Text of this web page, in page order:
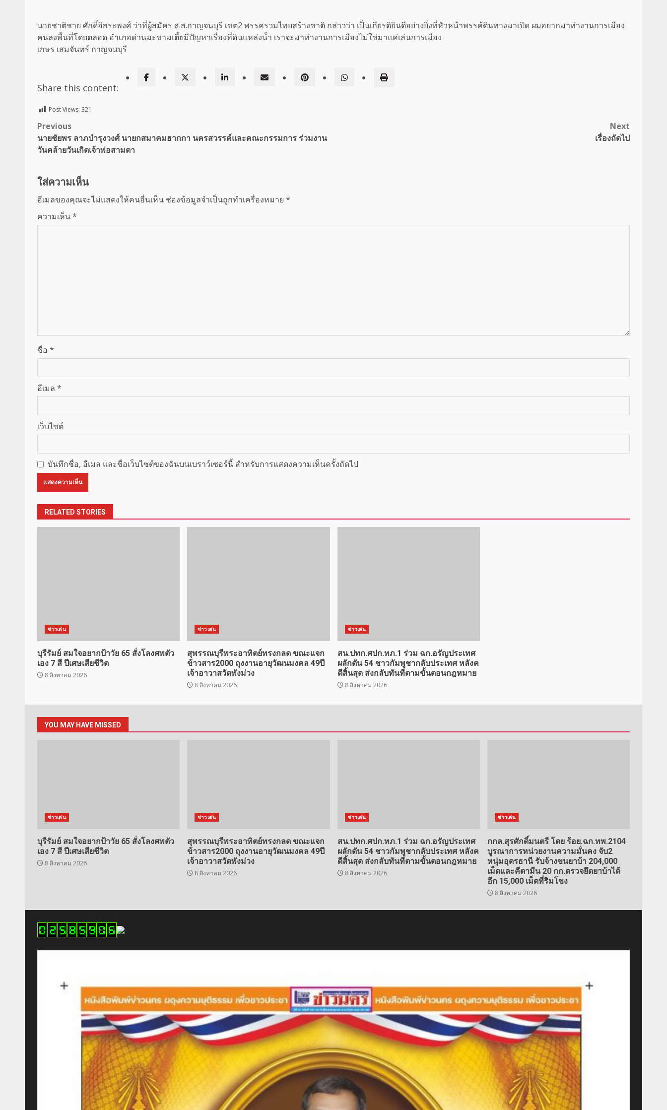
นายชาติชาย ศักดิ์อิสระพงศ์ ว่าที่ผู้สมัคร ส.ส.กาญจนบุรี เขต2 พรรครวมไทยสร้างชาติ กล่าวว่า เป็นเกียรติยินดีอย่างยิ่งที่หัวหน้าพรรค้ดินทางมาเปิด ผมอยากมาทำงานการเมือง
คนลงพื้นที่โดยตลอด อำเภอด่านมะขามเตี้ยมีปัญหาเรื่องที่ดินแหล่งน้ำ เราจะมาทำงานการเมืองไม่ใช่มาแค่เล่นการเมือง
เกษร เสมจันทร์ กาญจนบุรี
Share this content:
Post Views: 321
Post
navigation
Previous
นายชัยพร ลาภบำรุงวงศ์ นายกสมาคมฮากกา นครสวรรค์และคณะกรรมการ ร่วมงาน
วันคล้ายวันเกิดเจ้าพ่อสามตา
Next
เรื่องถัดไป
ใส่ความเห็น
อีเมลของคุณจะไม่แสดงให้คนอื่นเห็น ช่องข้อมูลจำเป็นถูกทำเครื่องหมาย *
ความเห็น*
ชื่อ *
อีเมล *
เว็บไซต์
บันทึกชื่อ, อีเมล และชื่อเว็บไซต์ของฉันบนเบราว์เซอร์นี้ สำหรับการแสดงความเห็นครั้งถัดไป
RELATED STORIES
ข่าวเด่น
บุรีรัมย์ สมใจอยากป้าวัย 65 สั่งโลงศพตัว
เอง 7 สี ปีเศษเสียชีวิต
8 สิงหาคม 2026
ข่าวเด่น
สุพรรณบุรีพระอาทิตย์ทรงกลด ขณะแจก
ข้าวสาร2000 ถุงงานอายุวัฒนมงคล 49ปี
เจ้าอาวาสวัดพังม่วง
8 สิงหาคม 2026
ข่าวเด่น
สน.ปทก.ศปก.ทภ.1 ร่วม ฉก.อรัญประเทศ
ผลักดัน 54 ชาวกัมพูชากลับประเทศ หลังค
ดีสิ้นสุด ส่งกลับทันทีตามขั้นตอนกฎหมาย
8 สิงหาคม 2026
YOU MAY HAVE MISSED
ข่าวเด่น
บุรีรัมย์ สมใจอยากป้าวัย 65 สั่งโลงศพตัว
เอง 7 สี ปีเศษเสียชีวิต
8 สิงหาคม 2026
ข่าวเด่น
สุพรรณบุรีพระอาทิตย์ทรงกลด ขณะแจก
ข้าวสาร2000 ถุงงานอายุวัฒนมงคล 49ปี
เจ้าอาวาสวัดพังม่วง
8 สิงหาคม 2026
ข่าวเด่น
สน.ปทก.ศปก.ทภ.1 ร่วม ฉก.อรัญประเทศ
ผลักดัน 54 ชาวกัมพูชากลับประเทศ หลังค
ดีสิ้นสุด ส่งกลับทันทีตามขั้นตอนกฎหมาย
8 สิงหาคม 2026
ข่าวเด่น
กกล.สุรศักดิ์มนตรี โดย ร้อย.ฉก.ทพ.2104
บูรณาการหน่วยงานความมั่นคง จับ2
หนุ่มอุดรธานี รับจ้างขนยาบ้า 204,000
เม็ดและคีตามีน 20 กก.ตรวจยึดยาบ้าได้
อีก 15,000 เม็ดที่ริมโขง
8 สิงหาคม 2026